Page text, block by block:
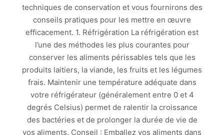
techniques de conservation et vous fournirons des
conseils pratiques pour les mettre en œuvre
efficacement. 1. Réfrigération La réfrigération est
l’une des méthodes les plus courantes pour
conserver les aliments périssables tels que les
produits laitiers, la viande, les fruits et les légumes
frais. Maintenir une température adéquate dans
votre réfrigérateur (généralement entre 0 et 4
degrés Celsius) permet de ralentir la croissance
des bactéries et de prolonger la durée de vie de
vos aliments. Conseil : Emballez vos aliments dans